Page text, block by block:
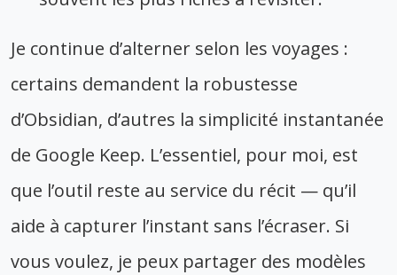
Je continue d’alterner selon les voyages :
certains demandent la robustesse
d’Obsidian, d’autres la simplicité instantanée
de Google Keep. L’essentiel, pour moi, est
que l’outil reste au service du récit — qu’il
aide à capturer l’instant sans l’écraser. Si
vous voulez, je peux partager des modèles